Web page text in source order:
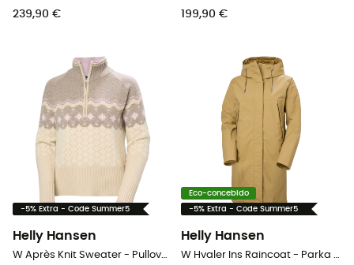
239,90 € 199,90 €
-5% Extra - Code Summer5
Helly Hansen
W Après Knit Sweater - Pullover mulher
Eco-concebido
-5% Extra - Code Summer5
Helly Hansen
W Hvaler Ins Raincoat - Parka mulher